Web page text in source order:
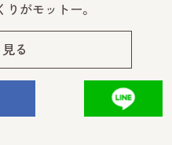
がモットー。
る